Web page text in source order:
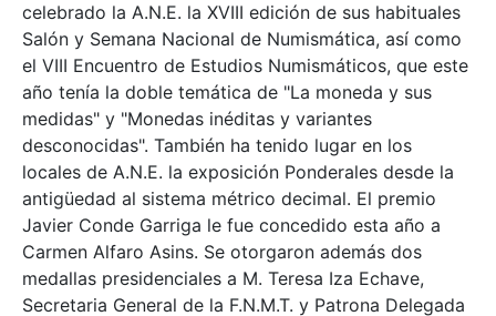
celebrado la A.N.E. la XVIII edición de sus habituales
Salón y Semana Nacional de Numismática, así como
el VIII Encuentro de Estudios Numismáticos, que este
año tenía la doble temática de "La moneda y sus
medidas" y "Monedas inéditas y variantes
desconocidas". También ha tenido lugar en los
locales de A.N.E. la exposición Ponderales desde la
antigüedad al sistema métrico decimal. El premio
Javier Conde Garriga le fue concedido esta año a
Carmen Alfaro Asins. Se otorgaron además dos
medallas presidenciales a M. Teresa Iza Echave,
Secretaria General de la F.N.M.T. y Patrona Delegada